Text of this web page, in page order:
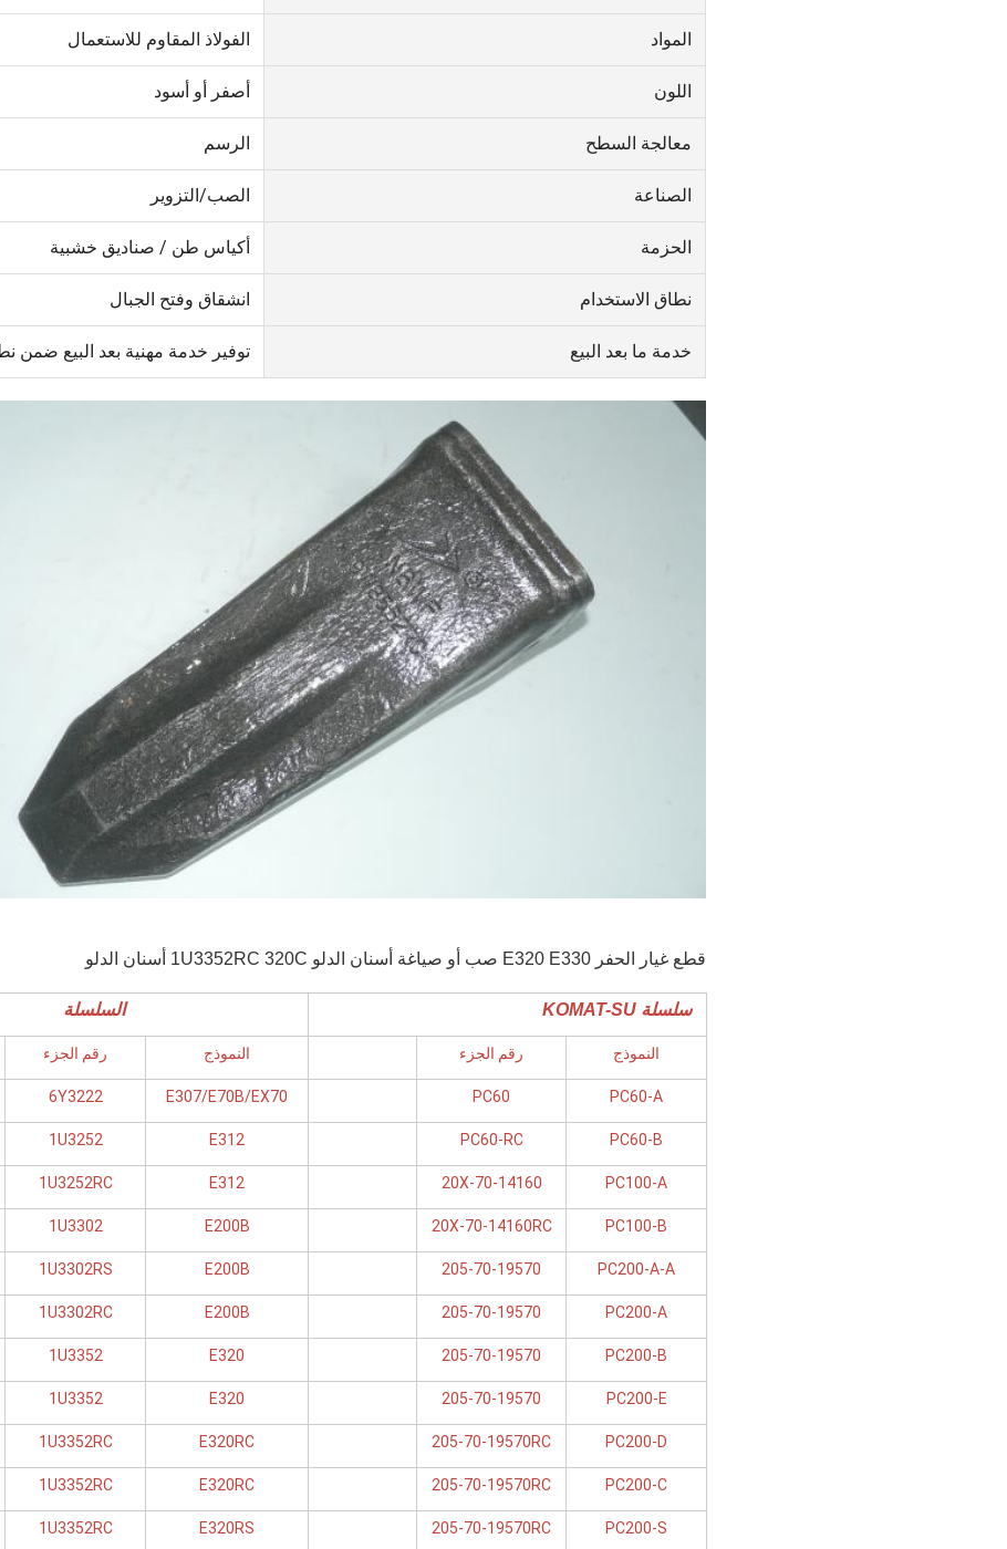
المواد الفولاذ المقاوم للاستعمال
اللون أصفر أو أسود
معالجة السطح الرسم
الصناعة الصب/التزوير
الحزمة أكياس طن / صناديق خشبية
نطاق الاستخدام انشقاق وفتح الجبال
خدمة ما بعد البيع توفير خدمة مهنية بعد البيع ضمن
قطع غيار الحفر E320 E330 صب أو صياغة أسنان الدلو 1U3352RC 320C أسنان الدلو
سلسلة KOMAT-SU السلسلة
النموذج رقم الجزء النموذج رقم الجزء
PC60-A
PC60
E307/E70B/EX70
6Y3222
PC60-B
PC60-RC
E312
1U3252
PC100-A
20X-70-14160
E312
1U3252RC
PC100-B
20X-70-14160RC
E200B
1U3302
PC200-A-A
205-70-19570
E200B
1U3302RS
PC200-A
205-70-19570
E200B
1U3302RC
PC200-B
205-70-19570
E320
1U3352
PC200-E
205-70-19570
E320
1U3352
PC200-D
205-70-19570RC
E320RC
1U3352RC
PC200-C
205-70-19570RC
E320RC
1U3352RC
PC200-S
205-70-19570RC
E320RS
1U3352RC